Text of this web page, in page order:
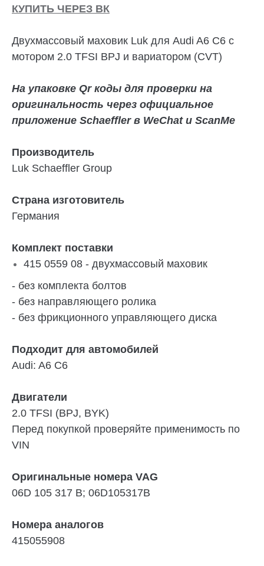
КУПИТЬ ЧЕРЕЗ ВК
Двухмассовый маховик Luk для Audi A6 C6 с
мотором 2.0 TFSI BPJ и вариатором (CVT)
На упаковке Qr коды для проверки на
оригинальность через официальное
приложение Schaeffler в WeChat и ScanMe
Производитель
Luk Schaeffler Group
Страна изготовитель
Германия
Комплект поставки
415 0559 08 - двухмассовый маховик
- без комплекта болтов
- без направляющего ролика
- без фрикционного управляющего диска
Подходит для автомобилей
Audi: A6 C6
Двигатели
2.0 TFSI (BPJ, BYK)
Перед покупкой проверяйте применимость по
VIN
Оригинальные номера VAG
06D 105 317 B; 06D105317B
Номера аналогов
415055908